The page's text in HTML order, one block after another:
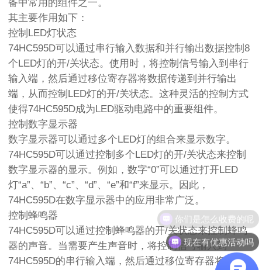
备中常用的组件之一。
其主要作用如下：
控制LED灯状态
74HC595D可以通过串行输入数据和并行输出数据控制8
个LED灯的开/关状态。使用时，将控制信号输入到串行
输入端，然后通过移位寄存器将数据传递到并行输出
端，从而控制LED灯的开/关状态。这种灵活的控制方式
使得74HC595D成为LED驱动电路中的重要组件。
控制数字显示器
数字显示器可以通过多个LED灯的组合来显示数字。
74HC595D可以通过控制多个LED灯的开/关状态来控制
数字显示器的显示。例如，数字“0”可以通过打开LED
灯“a”、“b”、“c”、“d”、“e”和“f”来显示。因此，
74HC595D在数字显示器中的应用非常广泛。
控制蜂鸣器
74HC595D可以通过控制蜂鸣器的开/关状态来控制蜂鸣
器的声音。当需要产生声音时，将控制信号输入到
74HC595D的串行输入端，然后通过移位寄存器将数据
你们是怎么收费的呢
现在有优惠活动吗